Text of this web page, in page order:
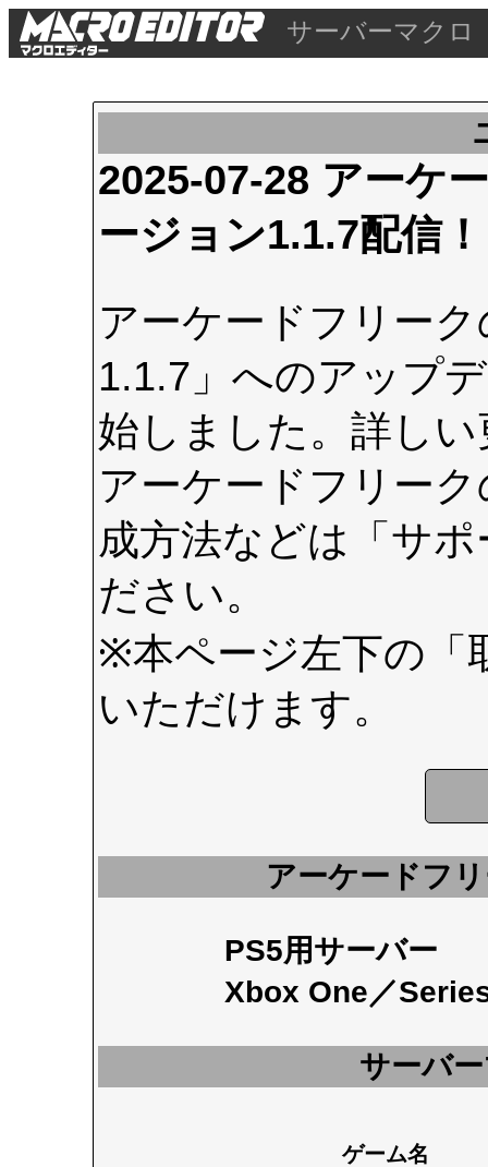
サーバーマクロ
2025-07-28 アーケ
ージョン1.1.7配信！
アーケードフリー
1.1.7」へのアップ
始しました。詳し
アーケードフリー
成方法などは 「サ
ださい。
※本ページ左下の
いただけます。
アーケードフ
PS5用サーバー
Xbox One／
サーバ
ゲーム名